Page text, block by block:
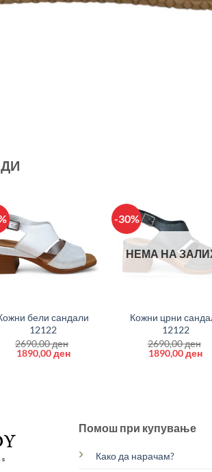
бели сандали
12122
2690,00ден
Original
1890,00денCurrent
-30%
НЕМА НА
Кожни црни
12122
2690,00ден
Original
1890,00ден
Помош при купување
Како да нарачам?